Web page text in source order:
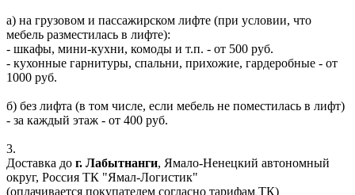
а) на грузовом и пассажирском лифте (при условии, что
мебель разместилась в лифте):
- шкафы, мини-кухни, комоды и т.п. - от 500 руб.
- кухонные гарнитуры, спальни, прихожие, гардеробные - от
1000 руб.
б) без лифта (в том числе, если мебель не поместилась в лифт)
- за каждый этаж - от 400 руб.
3.
Доставка до г. Лабытнанги, Ямало-Ненецкий автономный
округ, Россия ТК "Ямал-Логистик"
(оплачивается покупателем согласно тарифам ТК)